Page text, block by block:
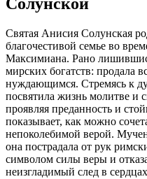
Солунской
Святая Анисия Солунская
благочестивой семье во
Максимиана. Рано
мирских богатств: продала
нуждающимся. Стремясь к
посвятила жизнь молитве и
проявляя преданность и
показывает, как можно
непоколебимой верой.
она пострадала от рук
символом силы веры и
неизгладимый след в